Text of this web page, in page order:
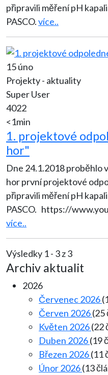
připravili měření pH
PASCO.více..
15 úno
Projekty - aktuality
Super User
4022
<1min
1. projektové
hor"
Dne 24.1.2018 proběhlo
hor první projektové odpoledne. Pro
připravili měření pH
PASCO. https://
více..
Výsledky 1 - 3 z 3
Archiv aktualit
2026
Červenec 2026
Červen 2026(25
Květen 2026(22
Duben 2026(19
Březen 2026(11
Únor 2026(13